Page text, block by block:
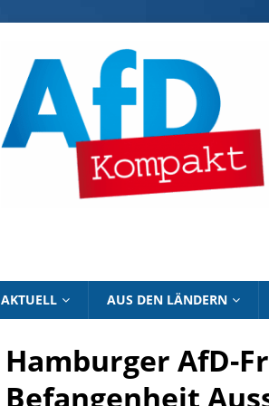
AKTUELL AUS DEN LÄNDERN
Hamburger AfD-
Befangenheit